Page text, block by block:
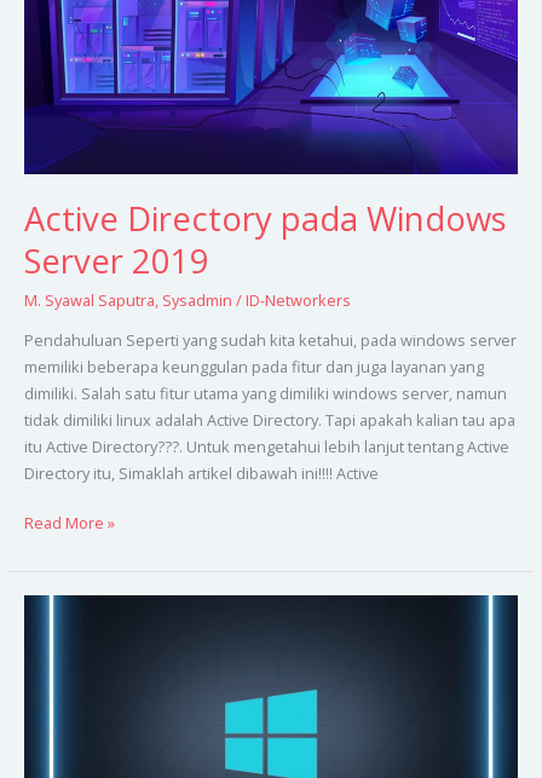
Active Directory pada Windows
Server 2019
M. Syawal Saputra, Sysadmin / ID-Networkers
Pendahuluan Seperti yang sudah kita ketahui, pada windows server
memiliki beberapa keunggulan pada fitur dan juga layanan yang
dimiliki. Salah satu fitur utama yang dimiliki windows server, namun
tidak dimiliki linux adalah Active Directory. Tapi apakah kalian tau apa
itu Active Directory???. Untuk mengetahui lebih lanjut tentang Active
Directory itu, Simaklah artikel dibawah ini!!!! Active
2019
Read More »